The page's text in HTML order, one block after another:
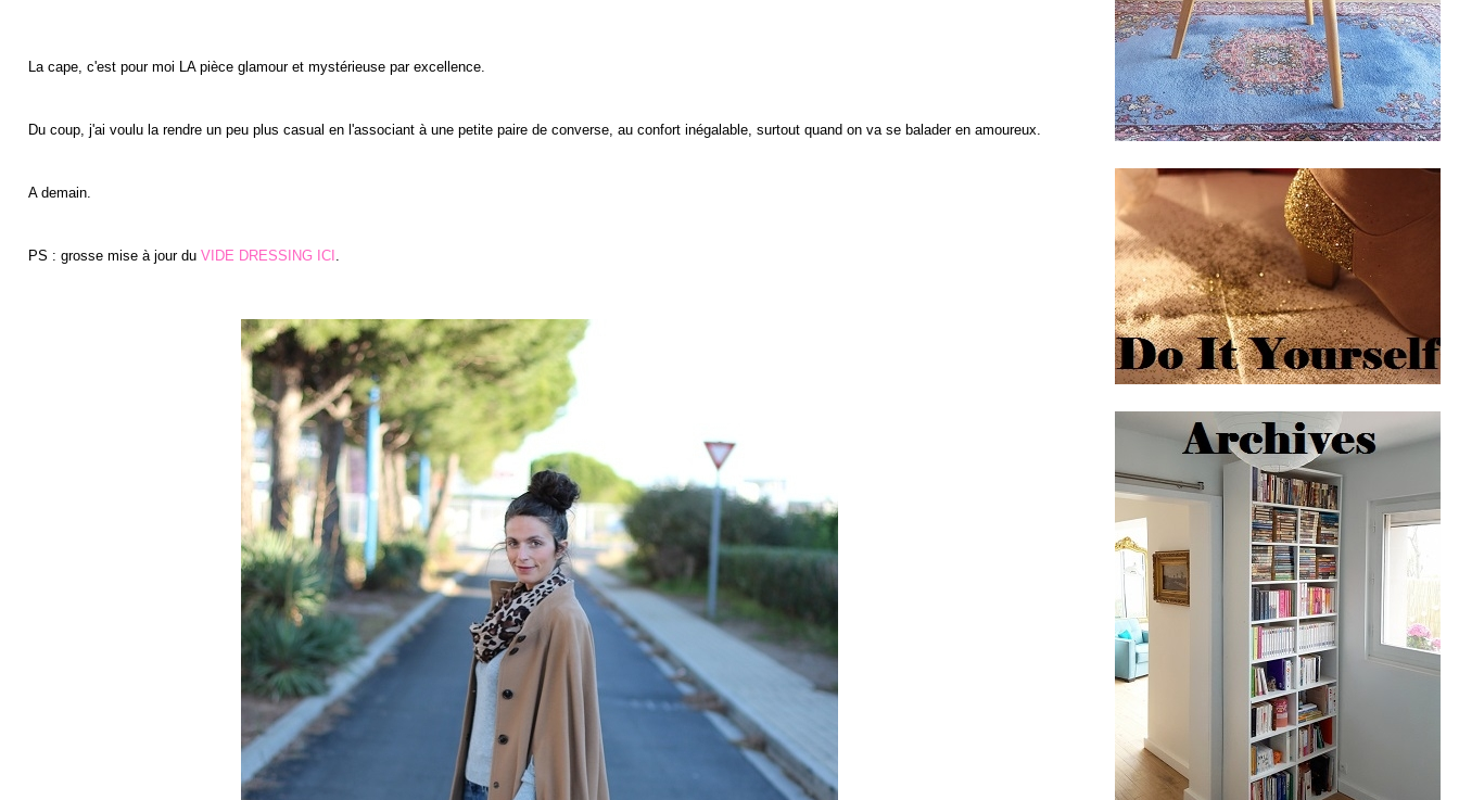
La cape, c'est pour moi LA pièce glamour et mystérieuse par excellence.
Du coup, j'ai voulu la rendre un peu plus casual en l'associant à une petite paire de converse, au confort inégalable, surtout quand on va se balader en amoureux.
A demain.
PS : grosse mise à jour du VIDE DRESSING ICI